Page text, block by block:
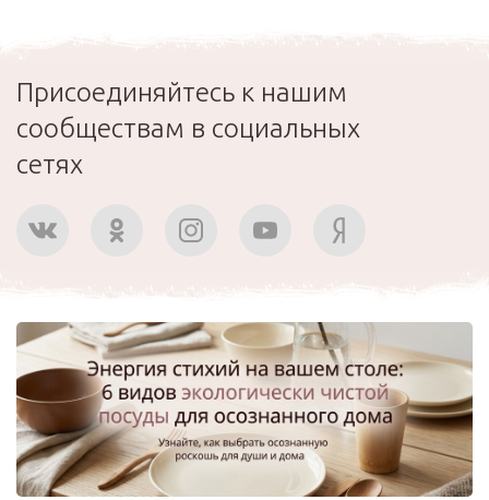
Присоединяйтесь к нашим
сообществам в социальных
сетях